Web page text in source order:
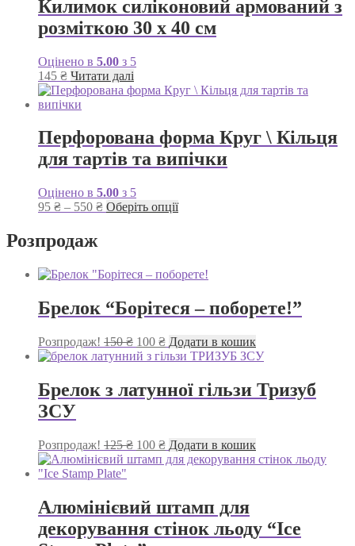
Килимок силіконовий армований з
розміткою 30 х 40 см
Оцінено в 5.00 з 5
145 ₴ Читати далі
Перфорована форма Круг \ Кільця
для тартів та випічки
Оцінено в 5.00 з 5
95 ₴ – 550 ₴Діапазон
550 ₴
Оберіть опціїЦей
Параметри
вибрати
на
товару
Розпродаж
Брелок “Борітеся – поборете!”
Розпродаж! 150₴ Оригінальна
ціна:
100 ₴Поточна
ціна:
Додати в кошик
Брелок з латунної гільзи Тризуб
ЗСУ
Розпродаж! 125₴ Оригінальна
ціна:
100 ₴Поточна
ціна:
Додати в кошик
Алюмінієвий штамп для
декорування стінок льоду “Ice